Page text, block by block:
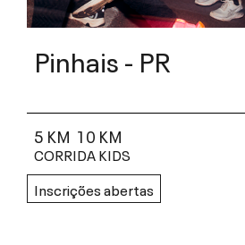
Pinhais - PR
5 KM 10 KM
CORRIDA KIDS
Inscrições abertas